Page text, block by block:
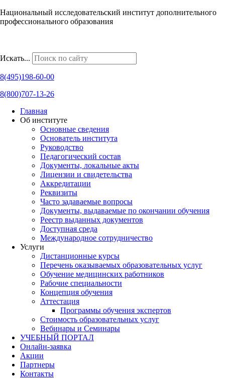
Национальный исследовательский институт дополнительного
профессионального образования
Искать...
8(495)198-60-00
8(800)707-13-26
Главная
Об институте
Основные сведения
Основатель института
Руководство
Педагогический состав
Документы, локальные акты
Лицензии и свидетельства
Аккредитации
Реквизиты
Часто задаваемые вопросы
Документы, выдаваемые по окончании обучения
Реестр выданных документов
Доступная среда
Международное сотрудничество
Услуги
Дистанционные курсы
Перечень оказываемых образовательных услуг
Обучение медицинских работников
Рабочие специальности
Концепция обучения
Аттестация
Программы обучения экспертов
Стоимость образовательных услуг
Вебинары и Семинары
УЧЕБНЫЙ ПОРТАЛ
Онлайн-заявка
Акции
Партнеры
Контакты